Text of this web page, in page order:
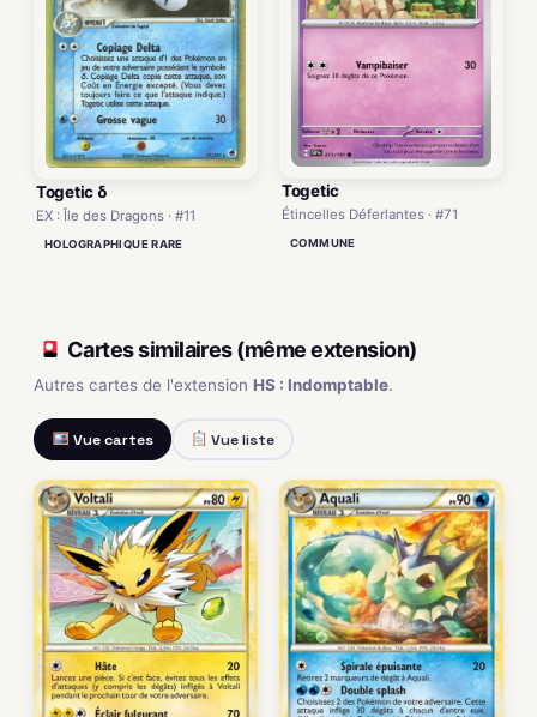
Togetic δ
EX : Île des Dragons · #11
HOLOGRAPHIQUE RARE
Togetic
Étincelles Déferlantes · #71
COMMUNE
Cartes similaires (même extension)
Autres cartes de l'extension HS : Indomptable.
Vue cartes Vue liste